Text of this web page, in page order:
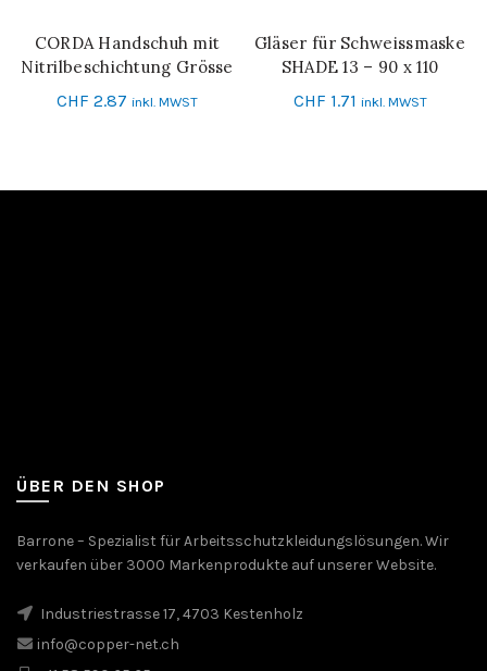
IN DEN WARENKORB
CORDA Handschuh mit
Nitrilbeschichtung Grösse
10
CHF 2.87 inkl. MWST
IN DEN WARENKORB
Gläser für Schweissmaske
SHADE 13 – 90 x 110
CHF 1.71 inkl. MWST
ÜBER DEN SHOP
Barrone – Spezialist für Arbeitsschutzkleidungslösungen. Wir
verkaufen über 3000 Markenprodukte auf unserer Website.
Industriestrasse 17, 4703 Kestenholz
info@copper-net.ch